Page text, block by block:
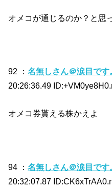
オメコが通じるのか？と思
92 ：名無しさん＠涙目です
20:26:36.49
オメコ券貰える株かえよ
94 ：名無しさん＠涙目です
20:32:07.87